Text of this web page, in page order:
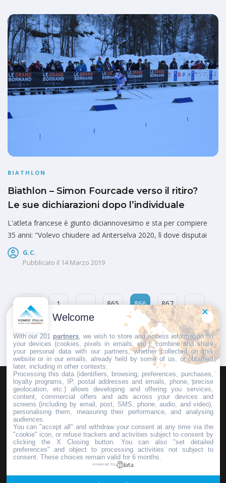
BIATHLON
Biathlon – Simon Fourcade verso il ritiro?
Le sue dichiarazioni dopo l’individuale
L'atleta francese è giunto diciannovesimo e sta per compiere
35 anni: "Volevo chiudere ad Anterselva 2020, lì dove disputai
G.C.
Pubblicato il 14 Marzo 2019
1 … 865 866 867 …
HOMEPAGEREDAZIONEINVIA UN COMUNICATO STAMPA
PUBBLICITÀSCRIVI AL DIRETTORE
Copyright © 2016 - 2025 ASD Fondo Italia - Partita Iva: IT 03855110049
Welcome
With our 201 partners , we wish to store and access information on
your devices (cookies, pixels in emails, etc.), combine and share
your personal data with our partners, whether collected on this
website or in our emails, already held by some of us, or obtained
later, including in other contexts.
Processing this data (identifiers, browsing, preferences, purchases,
loyalty programs, IP, postal addresses and emails, phone, precise
geolocation, etc.) allows developing and offering you services,
content, commercial offers and ads across your devices and
screens (including by email, post, SMS, phone, audio, and video),
personalising them, measuring their performance, and analysing
audiences.
You can "accept all" and withdraw your consent at any time via the
"cookie" icon, or refuse trackers and activities subject to consent by
clicking the X Closing button. You can also "set detailed
preferences" and object to processing activities not subject to
consent. These choices remain valid for 6 months.
powered by